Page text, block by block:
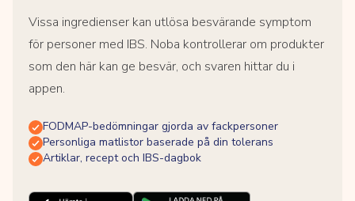
Vissa ingredienser kan utlösa besvärande symptom
för personer med IBS. Noba kontrollerar om produkter
som den här kan ge besvär, och svaren hittar du i
appen.
FODMAP-bedömningar gjorda av fackpersoner
Personliga matlistor baserade på din tolerans
Artiklar, recept och IBS-dagbok